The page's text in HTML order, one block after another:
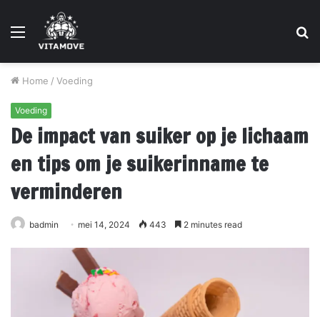
Menu
Home / Voeding
Voeding
De impact van suiker op je lichaam
en tips om je suikerinname te
verminderen
badmin mei 14, 2024 443 2 minutes read